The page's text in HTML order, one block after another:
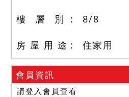
樓 層 別 8/8
房 屋 用 途 住家用
會員資訊
請登入會員查看